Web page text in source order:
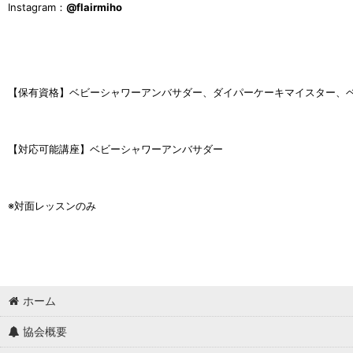
Instagram： @flairmiho
【保有資格】ベビーシャワーアンバサダー、ダイパーケーキマイスター、
【対応可能講座】ベビーシャワーアンバサダー
※対面レッスンのみ
ホーム
協会概要